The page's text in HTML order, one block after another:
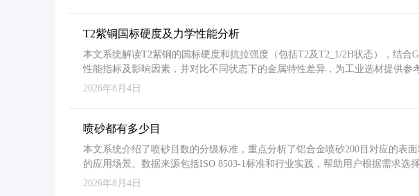
T2紫铜国标硬度及力学性能分析
本文系统解读T2紫铜的国标硬度和抗拉强度（包括T2及T2_1/2H状态），结合
性能指标及影响因素，并对比不同状态下的金属特性差异，为工业选材提供参
2026年8月4日
喷砂都有多少目
本文系统介绍了喷砂目数的分级标准，重点分析了铝合金喷砂200目对应的表
的应用场景。数据来源包括ISO 8503-1标准和行业实践，帮助用户根据需求选
2026年8月4日